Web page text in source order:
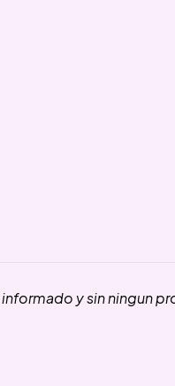
y sin ningun